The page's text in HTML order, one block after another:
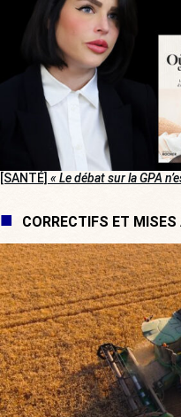
[SANTÉ] « Le débat sur la GPA
CORRECTIFS ET